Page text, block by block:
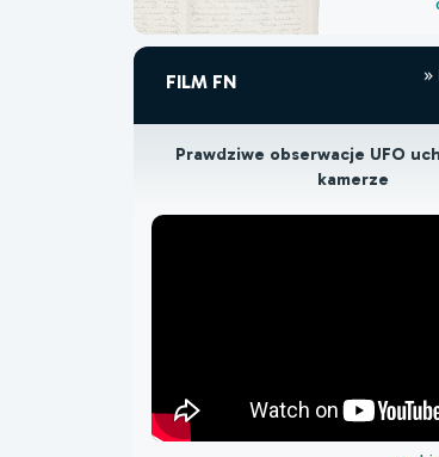
FILM FN
Prawdziwe obserwacje UFO
kamerze